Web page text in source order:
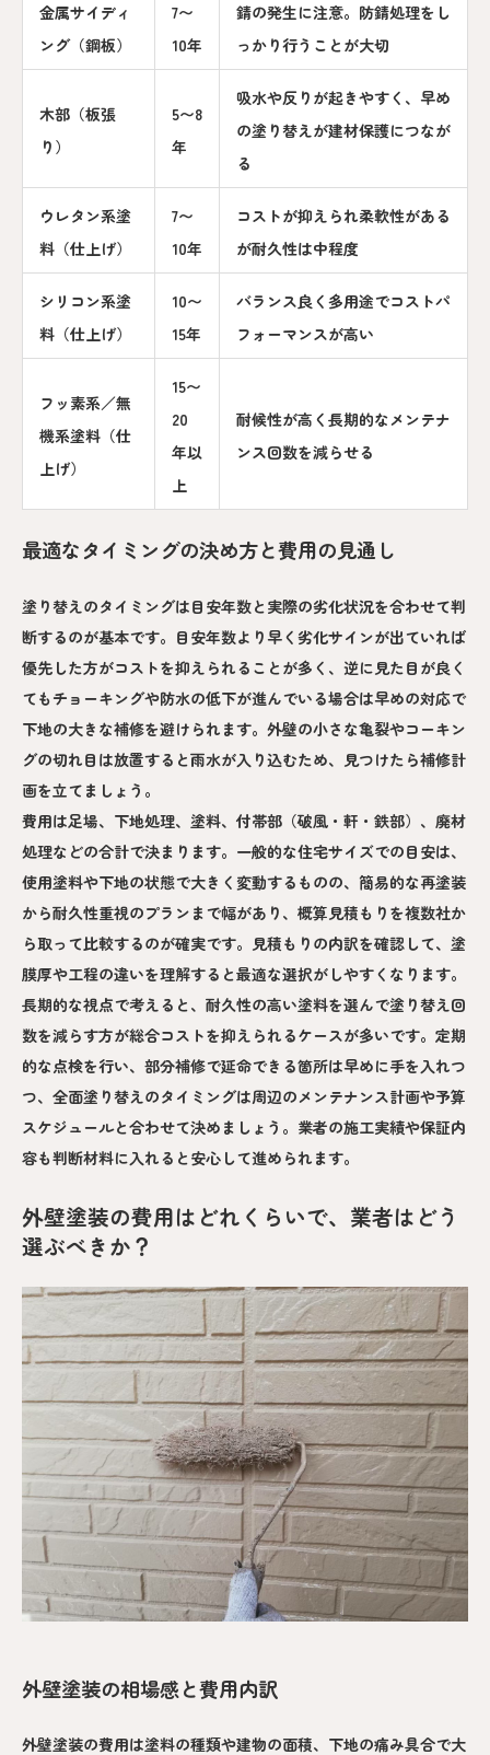
金属サイディ
ング（鋼板）
7〜
10年
錆の発生に注意。防錆処理をし
っかり行うことが大切
木部（板張
り）
5〜8
年
吸水や反りが起きやすく、早め
の塗り替えが建材保護につなが
る
ウレタン系塗
料（仕上げ）
7〜
10年
コストが抑えられ柔軟性がある
が耐久性は中程度
シリコン系塗
料（仕上げ）
10〜
15年
バランス良く多用途でコストパ
フォーマンスが高い
フッ素系／無
機系塗料（仕
上げ）
15〜
20
年以
上
耐候性が高く長期的なメンテナ
ンス回数を減らせる
最適なタイミングの決め方と費用の見通し
塗り替えのタイミングは目安年数と実際の劣化状況を合わせて判
断するのが基本です。目安年数より早く劣化サインが出ていれば
優先した方がコストを抑えられることが多く、逆に見た目が良く
てもチョーキングや防水の低下が進んでいる場合は早めの対応で
下地の大きな補修を避けられます。外壁の小さな亀裂やコーキン
グの切れ目は放置すると雨水が入り込むため、見つけたら補修計
画を立てましょう。
費用は足場、下地処理、塗料、付帯部（破風・軒・鉄部）、廃材
処理などの合計で決まります。一般的な住宅サイズでの目安は、
使用塗料や下地の状態で大きく変動するものの、簡易的な再塗装
から耐久性重視のプランまで幅があり、概算見積もりを複数社か
ら取って比較するのが確実です。見積もりの内訳を確認して、塗
膜厚や工程の違いを理解すると最適な選択がしやすくなります。
長期的な視点で考えると、耐久性の高い塗料を選んで塗り替え回
数を減らす方が総合コストを抑えられるケースが多いです。定期
的な点検を行い、部分補修で延命できる箇所は早めに手を入れつ
つ、全面塗り替えのタイミングは周辺のメンテナンス計画や予算
スケジュールと合わせて決めましょう。業者の施工実績や保証内
容も判断材料に入れると安心して進められます。
外壁塗装の費用はどれくらいで、業者はどう
選ぶべきか？
外壁塗装の相場感と費用内訳
外壁塗装の費用は塗料の種類や建物の面積、下地の痛み具合で大